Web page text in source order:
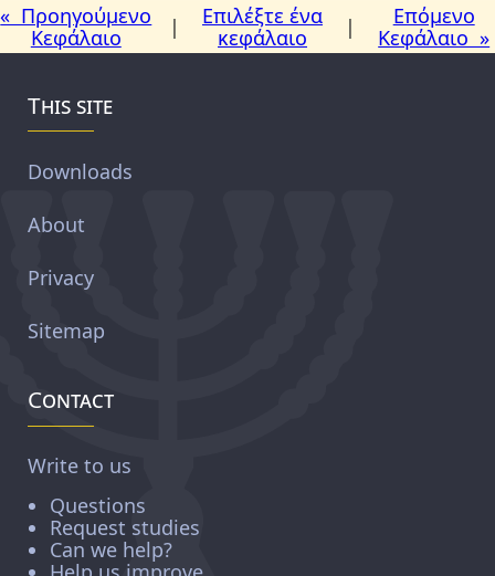
« Προηγούμενο
Κεφάλαιο
|
Επιλέξτε ένα
κεφάλαιο
|
Επόμενο
Κεφάλαιο »
This site
Downloads
About
Privacy
Sitemap
Contact
Write to us
Questions
Request studies
Can we help?